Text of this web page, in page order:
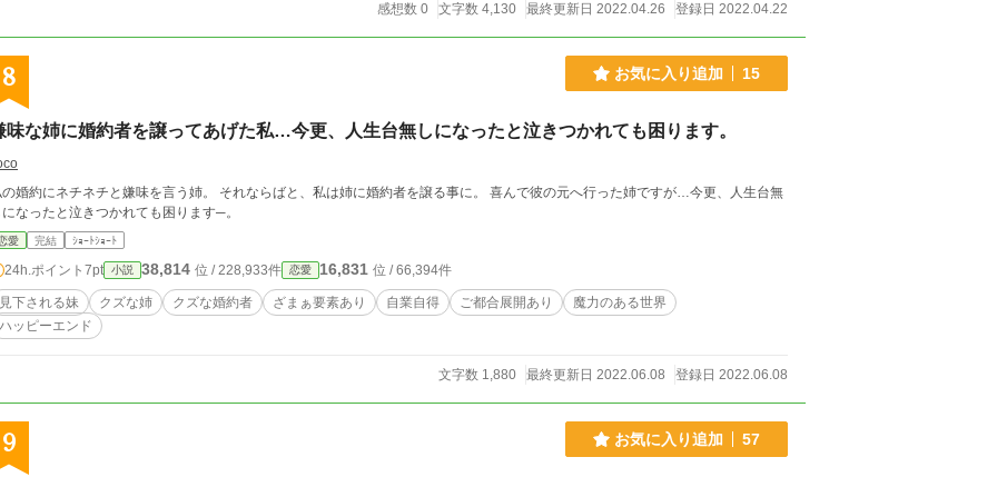
感想数 0 文字数 4,130 最終更新日 2022.04.26 登録日 2022.04.22
8 お気に入り追加 15
味な姉に婚約者を譲ってあげた私…今更、人生台無しになったと泣きつかれても困ります。
婚約にネチネチと嫌味を言う姉。 それならばと、私は姉に婚約者を譲る事に。 喜んで彼の元へ行った姉ですが…今更、人生台無
なったと泣きつかれても困ります─。
愛 完結 ｼｮｰﾄｼｮｰﾄ
24h.ポイント 7pt 小説 38,814 位 / 228,933件 恋愛 16,831 位 / 66,394件
見下される妹 クズな姉 クズな婚約者 ざまぁ要素あり 自業自得 ご都合展開あり
魔力のある世界
ハッピーエンド
文字数 1,880 最終更新日 2022.06.08 登録日 2022.06.08
9 お気に入り追加 57